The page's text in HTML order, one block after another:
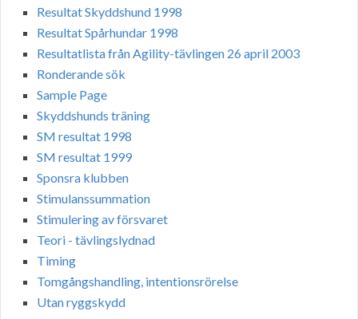
Resultat Skyddshund 1998
Resultat Spårhundar 1998
Resultatlista från Agility-tävlingen 26 april 2003
Ronderande sök
Sample Page
Skyddshunds träning
SM resultat 1998
SM resultat 1999
Sponsra klubben
Stimulanssummation
Stimulering av försvaret
Teori - tävlingslydnad
Timing
Tomgångshandling, intentionsrörelse
Utan ryggskydd